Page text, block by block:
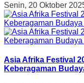
Senin, 20 Oktober
Asia Afrika Festival
Keberagaman